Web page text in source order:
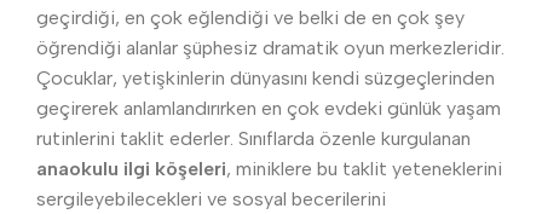
geçirdiği, en çok eğlendiği ve belki de en çok şey
öğrendiği alanlar şüphesiz dramatik oyun merkezleridir.
Çocuklar, yetişkinlerin dünyasını kendi süzgeçlerinden
geçirerek anlamlandırırken en çok evdeki günlük yaşam
rutinlerini taklit ederler. Sınıflarda özenle kurgulanan
anaokulu ilgi köşeleri, miniklere bu taklit yeteneklerini
sergileyebilecekleri ve sosyal becerilerini